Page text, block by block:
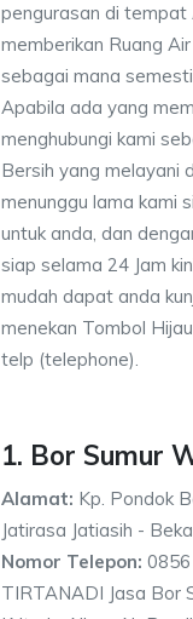
pengurasan di tempat
memberikan Ruang
sebagai mana
Apabila ada yang
menghubungi kami
Bersih yang melayani
menunggu lama kami
untuk anda, dan
siap selama 24 Jam
mudah dapat anda
menekan Tombol
telp (telephone).
1. Bor Sumur
Alamat: Kp. Pondok
Jatirasa Jatiasih -
Nomor Telepon:
TIRTANADI Jasa Bor